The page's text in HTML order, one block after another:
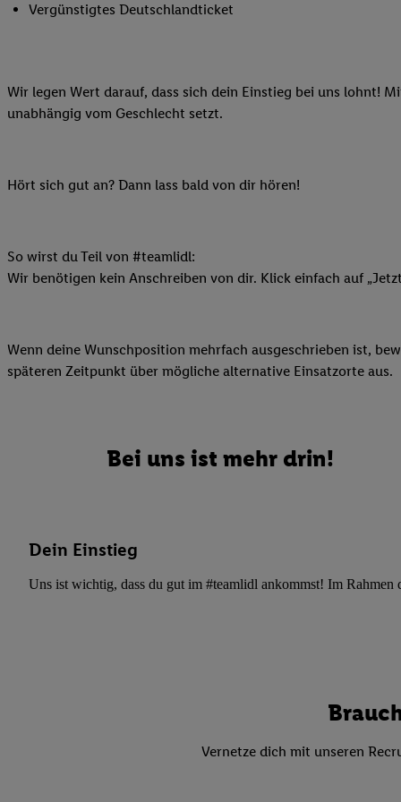
Vergünstigtes Deutschlandticket
Wir legen Wert darauf, dass sich dein Einstieg bei uns lohnt!
unabhängig vom Geschlecht setzt.
Hört sich gut an? Dann lass bald von dir hören!
So wirst du Teil von #teamlidl:
Wir benötigen kein Anschreiben von dir. Klick einfach auf
Wenn deine Wunschposition mehrfach ausgeschrieben ist,
späteren Zeitpunkt über mögliche alternative Einsatzorte aus.
Bei uns ist mehr drin!
Dein Einstieg
Uns ist wichtig, dass du gut im #teamlidl ankommst! Im Rahmen
Vernetze dich mit unseren
Sie verfügbar ist.
werden, die von
Marketing“ am
sämtlicher genannten
Ihre Einwilligung
Gewährleistung der
Verwendung
Liste der